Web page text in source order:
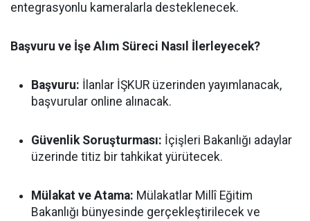
entegrasyonlu kameralarla desteklenecek.
Başvuru ve İşe Alım Süreci Nasıl İlerleyecek?
Başvuru: İlanlar İŞKUR üzerinden yayımlanacak,
başvurular online alınacak.
Güvenlik Soruşturması: İçişleri Bakanlığı adaylar
üzerinde titiz bir tahkikat yürütecek.
Mülakat ve Atama: Mülakatlar Millî Eğitim
Bakanlığı bünyesinde gerçekleştirilecek ve